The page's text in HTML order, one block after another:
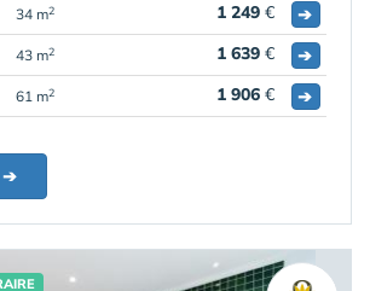
34 m2 1 249 €
➔
43 m2 1 639 €
➔
61 m2 1 906 € ➔
➔